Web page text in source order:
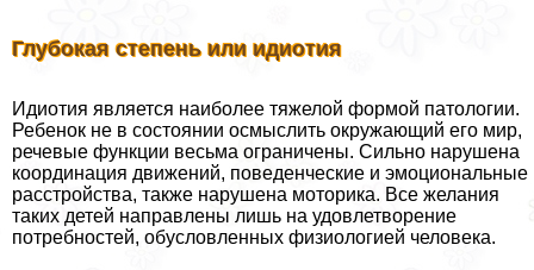
Глубокая степень или идиотия
Идиотия является наиболее тяжелой формой патологии.
Ребенок не в состоянии осмыслить окружающий его мир,
речевые функции весьма ограничены. Сильно нарушена
координация движений, поведенческие и эмоциональные
расстройства, также нарушена моторика. Все желания
таких детей направлены лишь на удовлетворение
потребностей, обусловленных физиологией человека.